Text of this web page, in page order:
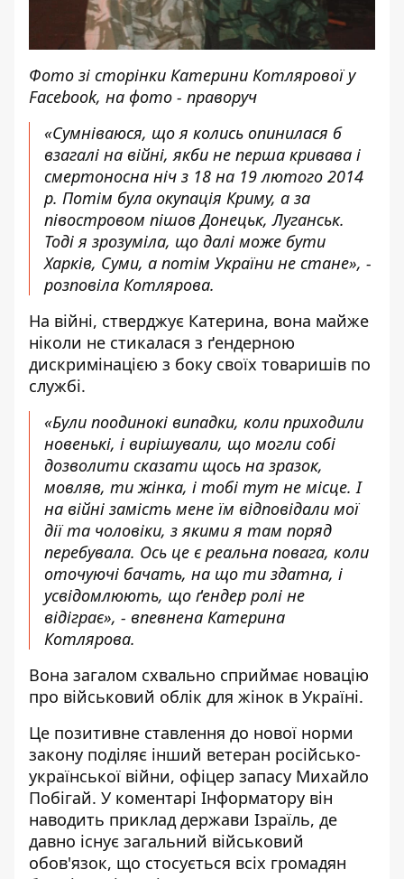
Фото зі сторінки Катерини Котлярової у
Facebook, на фото - праворуч
«Сумніваюся, що я колись опинилася б
взагалі на війні, якби не перша кривава і
смертоносна ніч з 18 на 19 лютого 2014
р. Потім була окупація Криму, а за
півостровом пішов Донецьк, Луганськ.
Тоді я зрозуміла, що далі може бути
Харків, Суми, а потім України не стане», -
розповіла Котлярова.
На війні, стверджує Катерина, вона майже
ніколи не стикалася з ґендерною
дискримінацією з боку своїх товаришів по
службі.
«Були поодинокі випадки, коли приходили
новенькі, і вирішували, що могли собі
дозволити сказати щось на зразок,
мовляв, ти жінка, і тобі тут не місце. І
на війні замість мене їм відповідали мої
дії та чоловіки, з якими я там поряд
перебувала. Ось це є реальна повага, коли
оточуючі бачать, на що ти здатна, і
усвідомлюють, що ґендер ролі не
відіграє», - впевнена Катерина
Котлярова.
Вона загалом схвально сприймає новацію
про військовий облік для жінок в Україні.
Це позитивне ставлення до нової норми
закону поділяє інший ветеран російсько-
української війни, офіцер запасу Михайло
Побігай. У коментарі Інформатору він
наводить приклад держави Ізраїль, де
давно існує загальний військовий
обов'язок, що стосується всіх громадян